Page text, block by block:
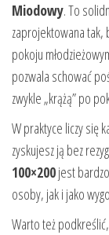
Miodowy. To
zaprojektowana tak,
pokoju
pozwala schować
zwykle „krążą” po
W praktyce liczy się
zyskujesz ją bez
100×200jest
osoby, jak i jako
Warto też